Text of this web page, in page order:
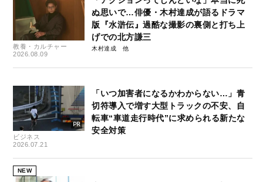
教養・カルチャー
2026.08.09
ぬ思いで…俳優・木村達成が語るドラマ
版『水滸伝』過酷な撮影の裏側と打ち上
げでの北方謙三
木村達成
ビジネス
2026.07.21
「いつ加害者になるかわからない…」青
切符導入で増す大型トラックの不安、自
転車“車道走行時代”に求められる新たな
安全対策
NEW